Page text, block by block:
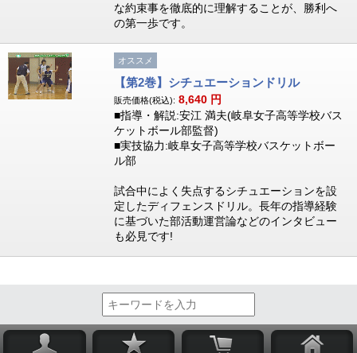
な約束事を徹底的に理解することが、勝利へ
の第一歩です。
オススメ
【第2巻】シチュエーションドリル
販売価格(税込): 8,640 円
■指導・解説:安江 満夫(岐阜女子高等学校バス
ケットボール部監督)
■実技協力:岐阜女子高等学校バスケットボー
ル部
試合中によく失点するシチュエーションを設
定したディフェンスドリル。長年の指導経験
に基づいた部活動運営論などのインタビュー
も必見です!